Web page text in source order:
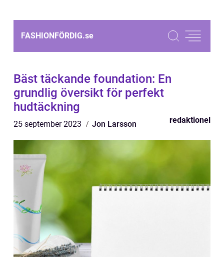
FASHIONFÖRDIG.se
Bäst täckande foundation: En
grundlig översikt för perfekt
hudtäckning
25 september 2023 Jon Larsson redaktionel